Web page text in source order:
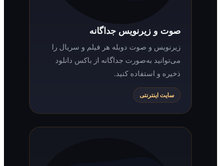
صوت و زیرنویس جداگانه
زیرنویس و صوت دوبله هر فیلم و سریال را
می‌توانید به‌صورت جداگانه از باکس دانلود
ذخیره و استفاده کنید.
سایت اینترنتی